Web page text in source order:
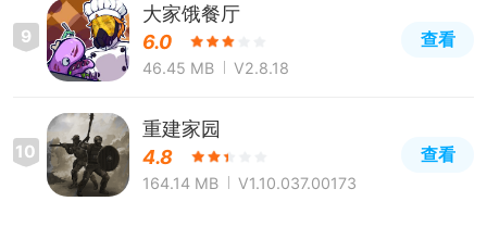
9
大家饿餐厅
6.0
46.45 MB V2.8.18
查看
10
重建家园
4.8
164.14 MB V1.10.037.00173
查看